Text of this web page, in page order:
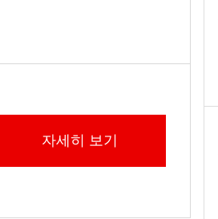
자세히 보기